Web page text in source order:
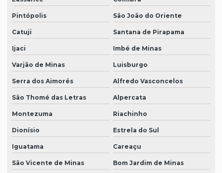
Pintópolis São João do Oriente
Catuji Santana de Pirapama
Ijaci Imbé de Minas
Varjão de Minas Luisburgo
Serra dos Aimorés Alfredo Vasconcelos
São Thomé das Letras Alpercata
Montezuma Riachinho
Dionísio Estrela do Sul
Iguatama Careaçu
São Vicente de Minas Bom Jardim de Minas